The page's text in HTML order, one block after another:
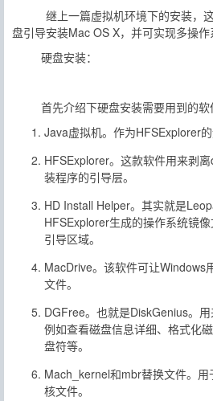
继上一篇虚拟机环境下的安装，这
盘引导安装Mac OS X，并可实现多操作
硬盘安装：
首先介绍下硬盘安装需要用到的软
Java虚拟机。作为HFSExplorer的
HFSExplorer。这款软件用来剥
装程序的引导层。
HD Install Helper。其实就是
HFSExplorer生成的操作系统镜
引导区域。
MacDrive。该软件可让Windows
文件。
DGFree。也就是DiskGenius。用
例如查看磁盘信息详细、格式化
盘符等。
Mach_kernel和mbr替换文件。
核文件。